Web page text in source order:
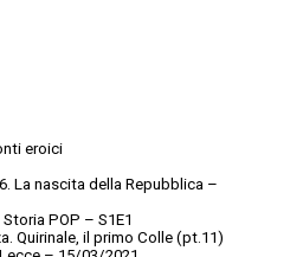
eroici
La nascita della Repubblica –
POP – S1E1
Quirinale, il primo Colle (pt.11)